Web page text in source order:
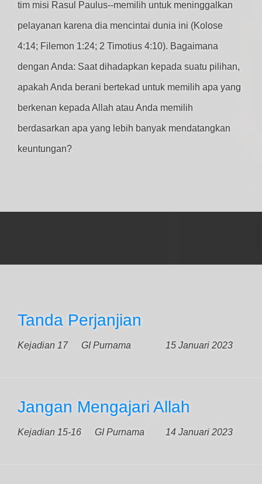
tim misi Rasul Paulus--memilih untuk meninggalkan
pelayanan karena dia mencintai dunia ini (Kolose
4:14; Filemon 1:24; 2 Timotius 4:10). Bagaimana
dengan Anda: Saat dihadapkan kepada suatu pilihan,
apakah Anda berani bertekad untuk memilih apa yang
berkenan kepada Allah atau Anda memilih
berdasarkan apa yang lebih banyak mendatangkan
keuntungan?
Tanda Perjanjian
Kejadian 17 15 Januari 2023
GI Purnama
Jangan Mengajari Allah
Kejadian 15-16 14 Januari 2023
GI Purnama